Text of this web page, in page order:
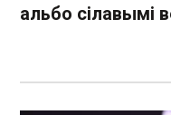
альбо сілавымі